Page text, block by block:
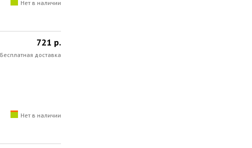
Нет в наличии
721 р.
Бесплатная доставка
Нет в наличии